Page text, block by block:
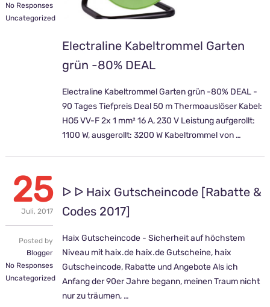
No Responses
Uncategorized
Electraline Kabeltrommel Garten
grün -80% DEAL
Electraline Kabeltrommel Garten grün -80% DEAL -
90 Tages Tiefpreis Deal 50 m Thermoauslöser Kabel:
HO5 VV-F 2x 1 mm² 16 A, 230 V Leistung aufgerollt:
1100 W, ausgerollt: 3200 W Kabeltrommel von …
25
Juli, 2017
Posted by
Blogger
No Responses
Uncategorized
ᐅ ᐅ Haix Gutscheincode [Rabatte &
Codes 2017]
Haix Gutscheincode - Sicherheit auf höchstem
Niveau mit haix.de haix.de Gutscheine, haix
Gutscheincode, Rabatte und Angebote Als ich
Anfang der 90er Jahre begann, meinen Traum nicht
nur zu träumen, …